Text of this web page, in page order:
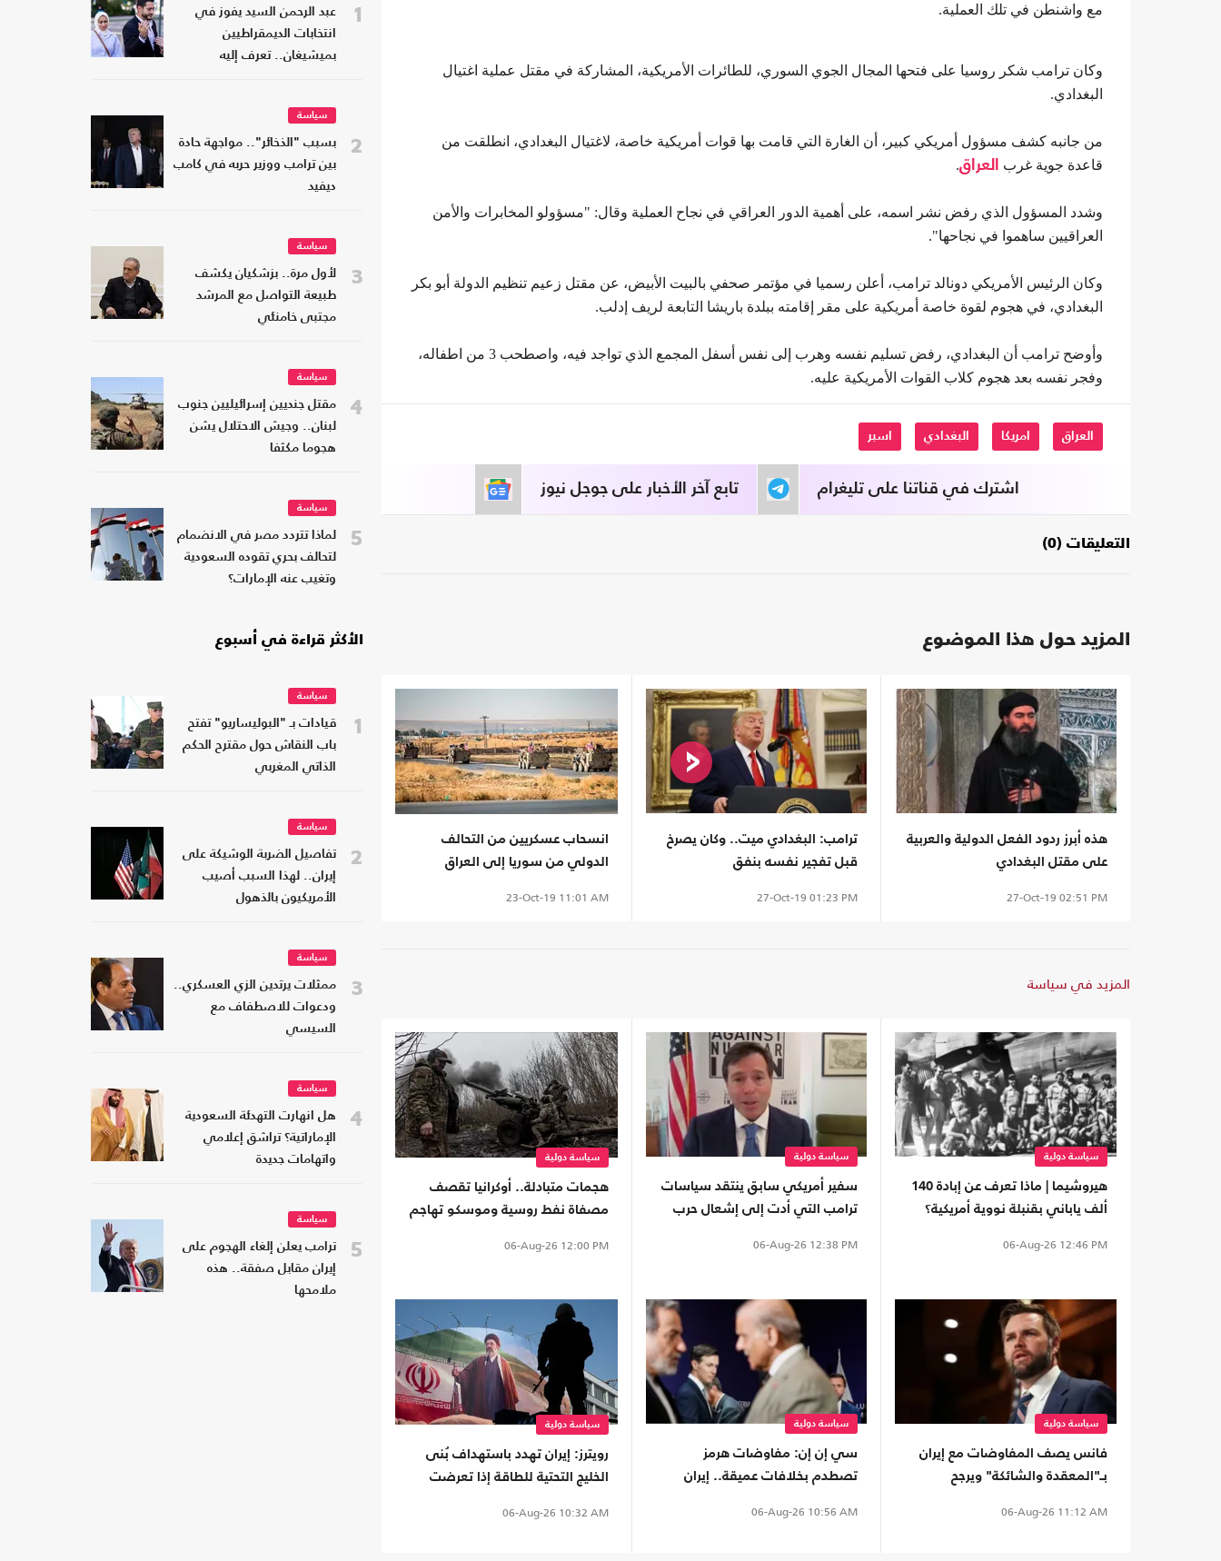
مع واشنطن في تلك العملية.
وكان ترامب شكر روسيا على فتحها المجال الجوي السوري، للطائرات الأمريكية، المشاركة في مقتل عملية اغتيال
البغدادي.
من جانبه كشف مسؤول أمريكي كبير، أن الغارة التي قامت بها قوات أمريكية خاصة، لاغتيال البغدادي، انطلقت من
قاعدة جوية غرب
العراق.
وشدد المسؤول الذي رفض نشر اسمه، على أهمية الدور العراقي في نجاح العملية وقال: "مسؤولو المخابرات والأمن
العراقيين ساهموا في نجاحها".
وكان الرئيس الأمريكي دونالد ترامب، أعلن رسميا في مؤتمر صحفي بالبيت الأبيض، عن مقتل زعيم تنظيم الدولة أبو بكر
البغدادي، في هجوم لقوة خاصة أمريكية على مقر إقامته ببلدة باريشا التابعة لريف إدلب.
وأوضح ترامب أن البغدادي، رفض تسليم نفسه وهرب إلى نفس أسفل المجمع الذي تواجد فيه، واصطحب 3 من اطفاله،
وفجر نفسه بعد هجوم كلاب القوات الأمريكية عليه.
العراق امريكا البغدادي اسبر
تابع آخر الأخبار على جوجل نيوز اشترك في قناتنا على تليغرام
التعليقات (0)
المزيد حول هذا الموضوع
هذه أبرز ردود الفعل الدولية والعربية
على مقتل البغدادي
27-Oct-19 02:51 PM
ترامب: البغدادي ميت.. وكان يصرخ
قبل تفجير نفسه بنفق
27-Oct-19 01:23 PM
انسحاب عسكريين من التحالف
الدولي من سوريا إلى العراق
23-Oct-19 11:01 AM
المزيد في سياسة
سياسة دولية
هيروشيما | ماذا تعرف عن إبادة 140
ألف ياباني بقنبلة نووية أمريكية؟
06-Aug-26 12:46 PM
سياسة دولية
سفير أمريكي سابق ينتقد سياسات
ترامب التي أدت إلى إشعال حرب
06-Aug-26 12:38 PM
سياسة دولية
هجمات متبادلة.. أوكرانيا تقصف
مصفاة نفط روسية وموسكو تهاجم
06-Aug-26 12:00 PM
سياسة دولية
فانس يصف المفاوضات مع إيران
بـ"المعقدة والشائكة" ويرجح
06-Aug-26 11:12 AM
سياسة دولية
سي إن إن: مفاوضات هرمز
تصطدم بخلافات عميقة.. إيران
06-Aug-26 10:56 AM
سياسة دولية
رويترز: إيران تهدد باستهداف بُنى
الخليج التحتية للطاقة إذا تعرضت
06-Aug-26 10:32 AM
1
عبد الرحمن السيد يفوز في
انتخابات الديمقراطيين
بميشيغان.. تعرف إليه
2
سياسة
بسبب "الذخائر".. مواجهة حادة
بين ترامب ووزير حربه في كامب
ديفيد
3
سياسة
لأول مرة.. بزشكيان يكشف
طبيعة التواصل مع المرشد
مجتبى خامنئي
4
سياسة
مقتل جنديين إسرائيليين جنوب
لبنان.. وجيش الاحتلال يشن
هجوما مكثفا
5
سياسة
لماذا تتردد مصر في الانضمام
لتحالف بحري تقوده السعودية
وتغيب عنه الإمارات؟
الأكثر قراءة في أسبوع
1
سياسة
قيادات بـ "البوليساريو" تفتح
باب النقاش حول مقترح الحكم
الذاتي المغربي
2
سياسة
تفاصيل الضربة الوشيكة على
إيران.. لهذا السبب أصيب
الأمريكيون بالذهول
3
سياسة
ممثلات يرتدين الزي العسكري..
ودعوات للاصطفاف مع
السيسي
4
سياسة
هل انهارت التهدئة السعودية
الإماراتية؟ تراشق إعلامي
واتهامات جديدة
5
سياسة
ترامب يعلن إلغاء الهجوم على
إيران مقابل صفقة.. هذه
ملامحها